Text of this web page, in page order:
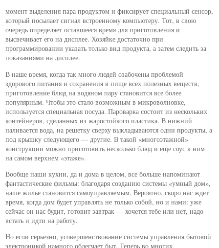
момент выделения пара продуктом и фиксирует специальный сенсор,
который посылает сигнал встроенному компьютеру. Тот, в свою
очередь определяет оставшееся время для приготовления и
высвечивает его на дисплее. Хозяйке достаточно при
программировании указать только вид продукта, а затем следить за
показаниями на дисплее.
В наше время, когда так много людей озабочены проблемой
здорового питания и сохранения в пище всех полезных веществ,
приготовление блюд на водяном пару становится все более
популярным. Чтобы это стало возможным в микроволновке,
используется специальная посуда. Пароварка состоит из нескольких
контейнеров, сделанных из жаростойкого пластика. В нижний
наливается вода, на решетку сверху выкладываются одни продукты, а
под крышку следующего — другие. В такой «многоэтажной»
конструкции можно приготовить несколько блюд и еще соус к ним
на самом верхнем «этаже».
Вообще наши кухни, да и дома в целом, все больше напоминают
фантастические фильмы: благодаря созданию системы «умный дом»,
наше жилье становится самоуправляемым. Вероятно, скоро нас ждет
время, когда дом будет управлять не только собой, но и нами: уже
сейчас он нас будит, готовит завтрак — хочется тебе или нет, надо
встать и идти на работу.
Но если серьезно, усовершенствование системы управления бытовой
электроникой намного облегчает быт. Теперь во многих